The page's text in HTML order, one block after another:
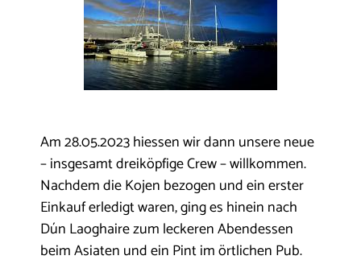
Am 28.05.2023 hiessen wir dann unsere neue
– insgesamt dreiköpfige Crew – willkommen.
Nachdem die Kojen bezogen und ein erster
Einkauf erledigt waren, ging es hinein nach
Dún Laoghaire zum leckeren Abendessen
beim Asiaten und ein Pint im örtlichen Pub.